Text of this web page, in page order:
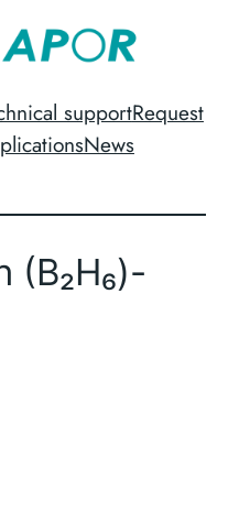
supportRequest
News
(B₂H₆)-